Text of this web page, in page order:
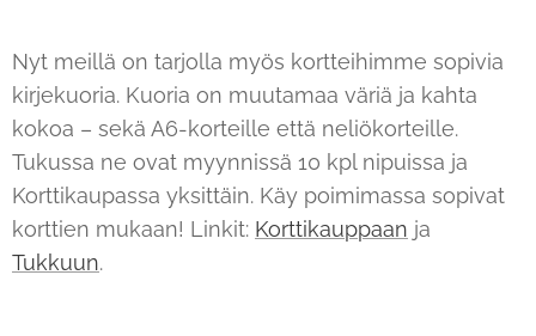
Nyt meillä on tarjolla myös kortteihimme sopivia
kirjekuoria. Kuoria on muutamaa väriä ja kahta
kokoa – sekä A6-korteille että neliökorteille.
Tukussa ne ovat myynnissä 10 kpl nipuissa ja
Korttikaupassa yksittäin. Käy poimimassa sopivat
korttien mukaan! Linkit: Korttikauppaan ja
Tukkuun.